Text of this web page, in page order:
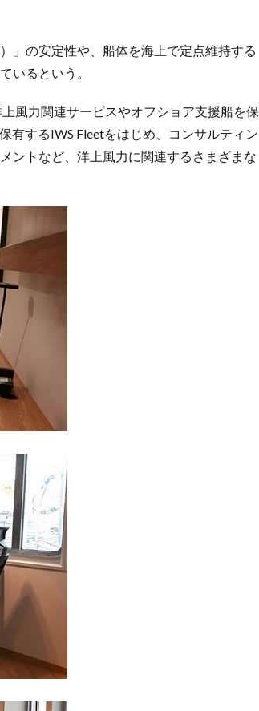
」の安定性や、船体を海上で定点維持する
いるという。
風力関連サービスやオフショア支援船を保
有するIWS Fleetをはじめ、コンサルティン
ントなど、洋上風力に関連するさまざまな